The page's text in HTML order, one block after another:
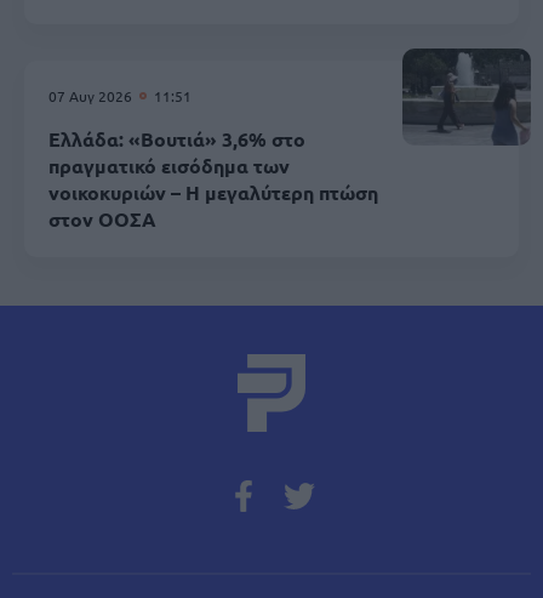
07 Αυγ 2026 11:51
Ελλάδα: «Βουτιά» 3,6% στο
πραγματικό εισόδημα των
νοικοκυριών – Η μεγαλύτερη πτώση
στον ΟΟΣΑ